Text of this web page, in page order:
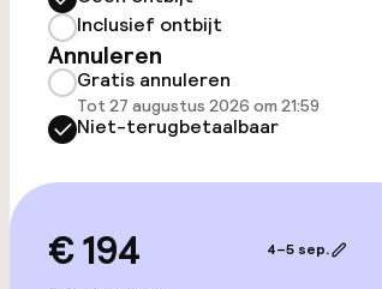
Fitnessruimte / gym
Inclusief ontbijt
Annuleren
Gratis annuleren
Tot 27 augustus 2026 om 21:59
Niet-terugbetaalbaar
€ 194 4–5 sep.